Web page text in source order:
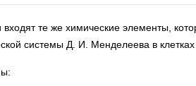
входят те же химические элементы,
системы Д. И. Менделеева в